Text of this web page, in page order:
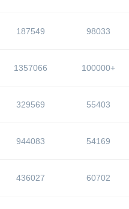
187549 98033
1357066 100000+
329569 55403
944083 54169
436027 60702